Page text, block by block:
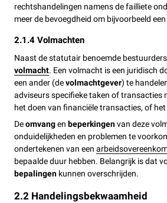
rechtshandelingen namens de failliete
meer de bevoegdheid om bijvoorbeeld een
2.1.4 Volmachten
Naast de statutair benoemde
volmacht. Een volmacht is een juridisch
een ander (devolmachtgever) te
adviseurs specifieke taken of transacties
het doen van financiële transacties, of
Deomvangenbeperkingenvan deze
onduidelijkheden en problemen te
ondertekenen van een
bepaalde duur hebben. Belangrijk is dat
bepalingen kunnen overschrijden.
2.2 Handelingsbekwaamheid